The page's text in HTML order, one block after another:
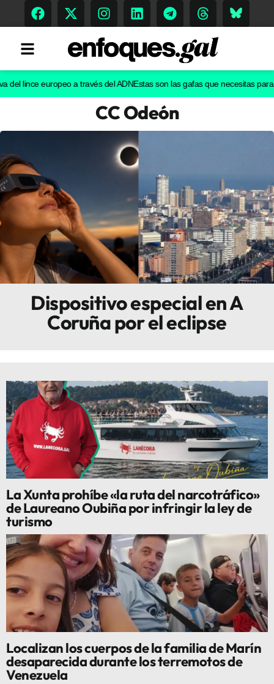
Gastronomía
Escenarios
Sostenibilidad
Innova
europeo a través del ADNEstas son las gafas que necesitas para ver
CC Odeón
Dispositivo especial en A
Coruña por el eclipse
La Xunta prohíbe «la ruta del narcotráfico»
de Laureano Oubiña por infringir la ley de
turismo
Localizan los cuerpos de la familia de Marín
desaparecida durante los terremotos de
Venezuela